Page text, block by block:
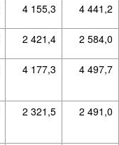
4 155,3 4 441,2
2 421,4 2 584,0
4 177,3 4 497,7
2 321,5 2 491,0